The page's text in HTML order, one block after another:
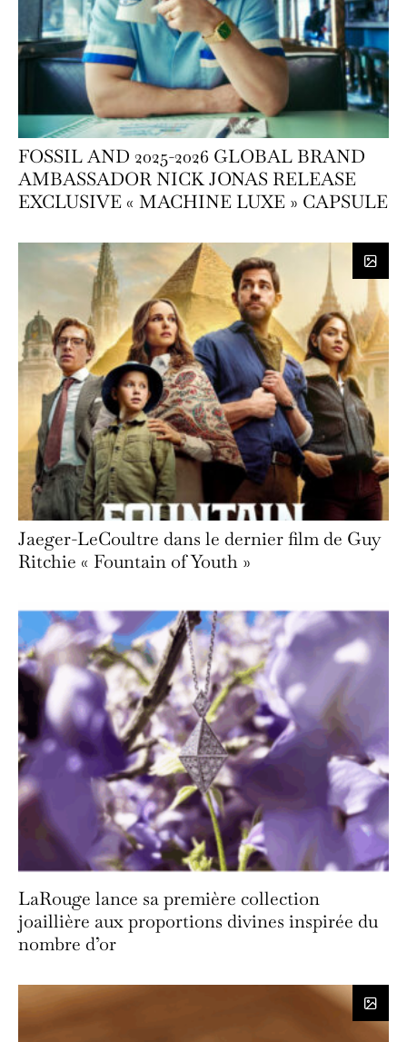
FOSSIL AND 2025-2026 GLOBAL BRAND
AMBASSADOR NICK JONAS RELEASE
EXCLUSIVE « MACHINE LUXE » CAPSULE
Jaeger-LeCoultre dans le dernier film de Guy
Ritchie « Fountain of Youth »
LaRouge lance sa première collection
joaillière aux proportions divines inspirée du
nombre d’or